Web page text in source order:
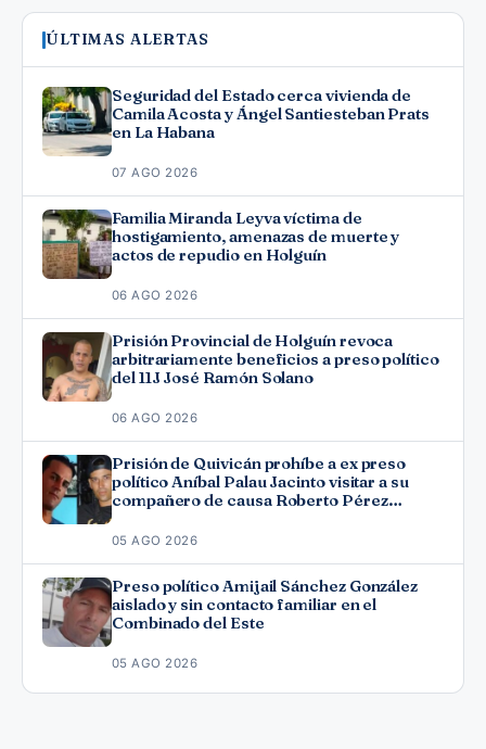
ÚLTIMAS ALERTAS
Seguridad del Estado cerca vivienda de
Camila Acosta y Ángel Santiesteban Prats
en La Habana
07 AGO 2026
Familia Miranda Leyva víctima de
hostigamiento, amenazas de muerte y
actos de repudio en Holguín
06 AGO 2026
Prisión Provincial de Holguín revoca
arbitrariamente beneficios a preso político
del 11J José Ramón Solano
06 AGO 2026
Prisión de Quivicán prohíbe a ex preso
político Aníbal Palau Jacinto visitar a su
compañero de causa Roberto Pérez
05 AGO 2026
Preso político Amijail Sánchez González
aislado y sin contacto familiar en el
Combinado del Este
05 AGO 2026